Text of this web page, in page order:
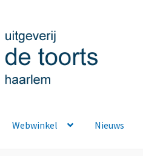
Webwinkel Nieuws